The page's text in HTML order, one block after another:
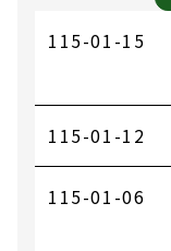
115-01-15
115-01-12
115-01-06